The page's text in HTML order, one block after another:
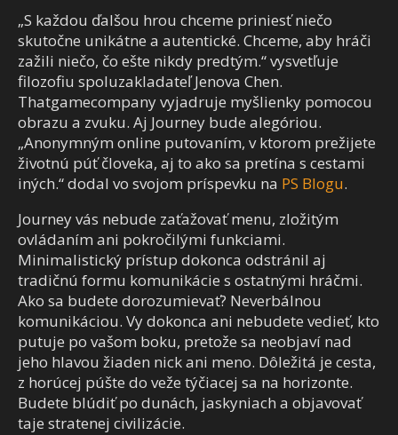
„S každou ďalšou hrou chceme priniesť niečo
skutočne unikátne a autentické. Chceme, aby hráči
zažili niečo, čo ešte nikdy predtým.“ vysvetľuje
filozofiu spoluzakladateľ Jenova Chen.
Thatgamecompany vyjadruje myšlienky pomocou
obrazu a zvuku. Aj Journey bude alegóriou.
„Anonymným online putovaním, v ktorom prežijete
životnú púť človeka, aj to ako sa pretína s cestami
iných.“ dodal vo svojom príspevku na PS Blogu.
Journey vás nebude zaťažovať menu, zložitým
ovládaním ani pokročilými funkciami.
Minimalistický prístup dokonca odstránil aj
tradičnú formu komunikácie s ostatnými hráčmi.
Ako sa budete dorozumievať? Neverbálnou
komunikáciou. Vy dokonca ani nebudete vedieť, kto
putuje po vašom boku, pretože sa neobjaví nad
jeho hlavou žiaden nick ani meno. Dôležitá je cesta,
z horúcej púšte do veže týčiacej sa na horizonte.
Budete blúdiť po dunách, jaskyniach a objavovať
taje stratenej civilizácie.